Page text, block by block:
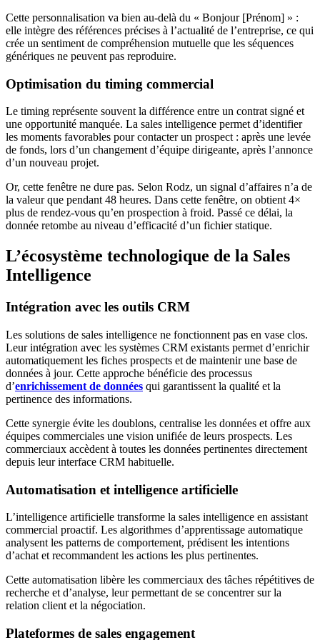
Cette personnalisation va bien au-delà du « Bonjour [Prénom] » :
elle intègre des références précises à l’actualité de l’entreprise, ce qui
crée un sentiment de compréhension mutuelle que les séquences
génériques ne peuvent pas reproduire.
Optimisation du timing commercial
Le timing représente souvent la différence entre un contrat signé et
une opportunité manquée. La sales intelligence permet d’identifier
les moments favorables pour contacter un prospect : après une levée
de fonds, lors d’un changement d’équipe dirigeante, après l’annonce
d’un nouveau projet.
Or, cette fenêtre ne dure pas. Selon Rodz, un signal d’affaires n’a de
la valeur que pendant 48 heures. Dans cette fenêtre, on obtient 4×
plus de rendez-vous qu’en prospection à froid. Passé ce délai, la
donnée retombe au niveau d’efficacité d’un fichier statique.
L’écosystème technologique de la Sales
Intelligence
Intégration avec les outils CRM
Les solutions de sales intelligence ne fonctionnent pas en vase clos.
Leur intégration avec les systèmes CRM existants permet d’enrichir
automatiquement les fiches prospects et de maintenir une base de
données à jour. Cette approche bénéficie des processus
d’enrichissement de données qui garantissent la qualité et la
pertinence des informations.
Cette synergie évite les doublons, centralise les données et offre aux
équipes commerciales une vision unifiée de leurs prospects. Les
commerciaux accèdent à toutes les données pertinentes directement
depuis leur interface CRM habituelle.
Automatisation et intelligence artificielle
L’intelligence artificielle transforme la sales intelligence en assistant
commercial proactif. Les algorithmes d’apprentissage automatique
analysent les patterns de comportement, prédisent les intentions
d’achat et recommandent les actions les plus pertinentes.
Cette automatisation libère les commerciaux des tâches répétitives de
recherche et d’analyse, leur permettant de se concentrer sur la
relation client et la négociation.
Plateformes de sales engagement